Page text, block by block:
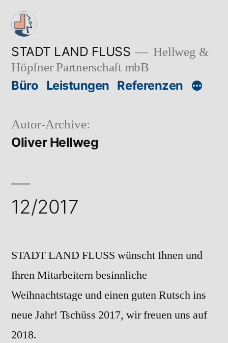
Zum
Inhalt
springen
STADT LAND FLUSS
Hellweg &
Höpfner Partnerschaft mbB
Büro Leistungen Referenzen
Autor-Archive:
Oliver Hellweg
12/2017
STADT LAND FLUSS wünscht Ihnen und
Ihren Mitarbeitern besinnliche
Weihnachtstage und einen guten Rutsch ins
neue Jahr! Tschüss 2017, wir freuen uns auf
2018.